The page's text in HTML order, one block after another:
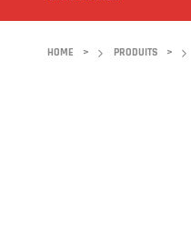
HOME > PRODUITS >